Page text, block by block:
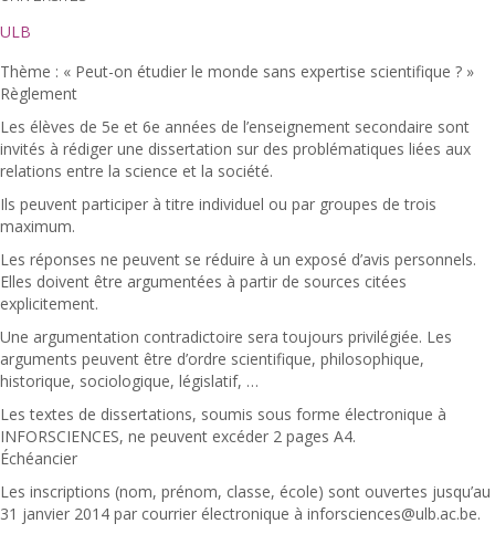
ULB
Thème : « Peut-on étudier le monde sans expertise scientifique ? »
Règlement
Les élèves de 5e et 6e années de l’enseignement secondaire sont
invités à rédiger une dissertation sur des problématiques liées aux
relations entre la science et la société.
Ils peuvent participer à titre individuel ou par groupes de trois
maximum.
Les réponses ne peuvent se réduire à un exposé d’avis personnels.
Elles doivent être argumentées à partir de sources citées
explicitement.
Une argumentation contradictoire sera toujours privilégiée. Les
arguments peuvent être d’ordre scientifique, philosophique,
historique, sociologique, législatif, …
Les textes de dissertations, soumis sous forme électronique à
INFORSCIENCES, ne peuvent excéder 2 pages A4.
Échéancier
Les inscriptions (nom, prénom, classe, école) sont ouvertes jusqu’au
31 janvier 2014 par courrier électronique à inforsciences@ulb.ac.be.